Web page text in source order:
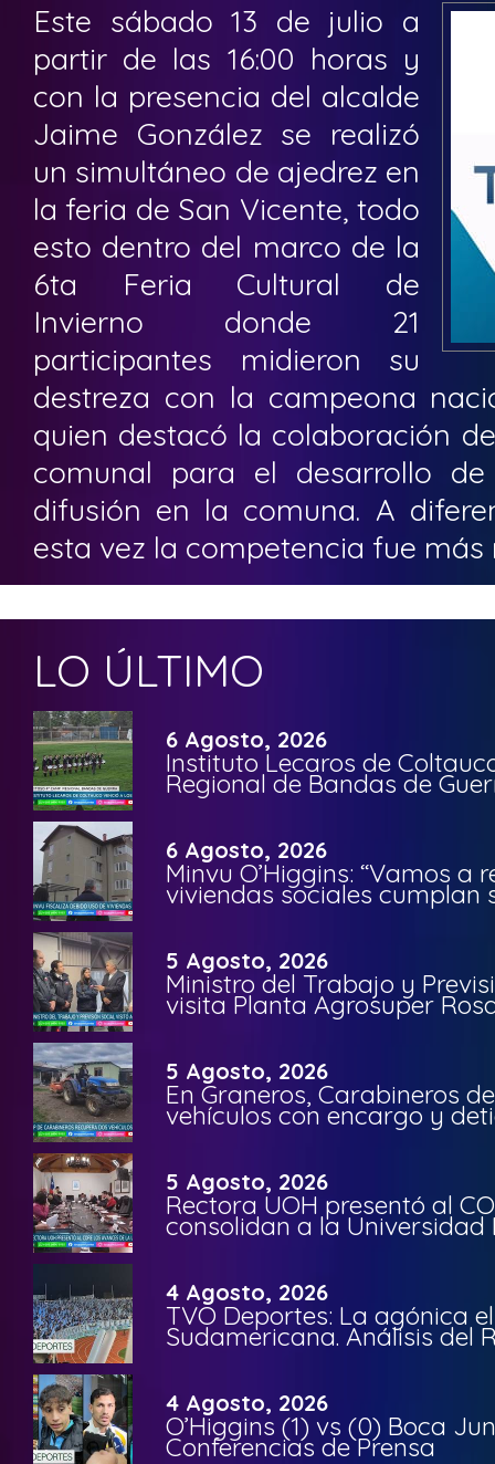
Este sábado 13 de julio a
partir de las 16:00 horas y
con la presencia del alcalde
Jaime González se realizó
un simultáneo de ajedrez en
la feria de San Vicente, todo
esto dentro del marco de la
6ta Feria Cultural de
Invierno donde 21
participantes midieron su
destreza con la campeona
quien destacó la colaboración
comunal para el desarrollo
difusión en la comuna. A
esta vez la competencia fue más
LO ÚLTIMO
6 Agosto, 2026
Instituto Lecaros de
Regional de Bandas de
6 Agosto, 2026
Minvu O’Higgins: “Vamos a
viviendas sociales cumplan
5 Agosto, 2026
Ministro del Trabajo y
visita Planta Agrosuper
5 Agosto, 2026
En Graneros, Carabineros
vehículos con encargo y
5 Agosto, 2026
Rectora UOH presentó al
consolidan a la Universidad
4 Agosto, 2026
TVO Deportes: La agónica
Sudamericana. Análisis del
4 Agosto, 2026
O’Higgins (1) vs (0) Boca
Conferencias de Prensa